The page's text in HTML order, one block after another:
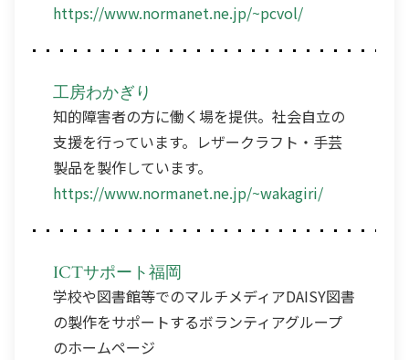
https://www.normanet.ne.jp/~pcvol/
工房わかぎり
知的障害者の方に働く場を提供。社会自立の
支援を行っています。レザークラフト・手芸
製品を製作しています。
https://www.normanet.ne.jp/~wakagiri/
ICTサポート福岡
学校や図書館等でのマルチメディアDAISY図書
の製作をサポートするボランティアグループ
のホームページ